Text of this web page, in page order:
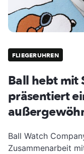
FLIEGERUHREN
Ball hebt mit
präsentiert
Ball Watch
Zusammenarbeit